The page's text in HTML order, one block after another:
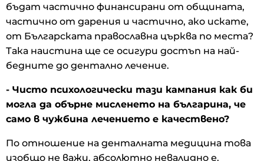
бъдат частично финансирани от общината,
частично от дарения и частично, ако искате,
от Българската православна църква по места?
Така наистина ще се осигури достъп на най-
бедните до дентално лечение.
- Чисто психологически тази кампания как би
могла да обърне мисленето на българина, че
само в чужбина лечението е качествено?
По отношение на денталната медицина това
изобщо не важи, абсолютно невалидно е.